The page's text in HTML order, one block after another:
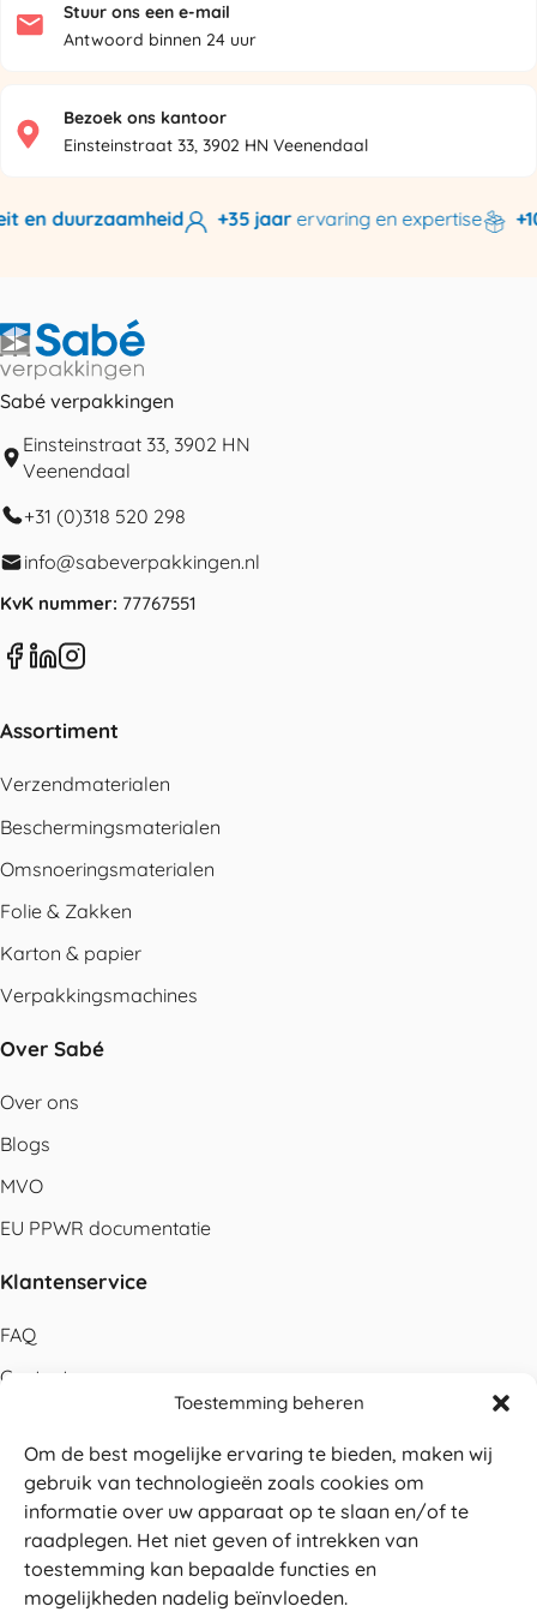
Toestemming beheren
Om de best mogelijke ervaring te bieden, maken wij
gebruik van technologieën zoals cookies om
informatie over uw apparaat op te slaan en/of te
raadplegen. Het niet geven of intrekken van
toestemming kan bepaalde functies en
mogelijkheden nadelig beïnvloeden.
Stuur ons een e-mail
Antwoord binnen 24 uur
Bezoek ons kantoor
Einsteinstraat 33, 3902 HN Veenendaal
en duurzaamheid +35 jaarervaring en expertise
Sabé verpakkingen
Einsteinstraat 33, 3902 HN
Veenendaal
+31 (0)318 520 298
info@sabeverpakkingen.nl
KvK nummer: 77767551
Assortiment
Verzendmaterialen
Beschermingsmaterialen
Omsnoeringsmaterialen
Folie & Zakken
Karton & papier
Verpakkingsmachines
Over Sabé
Over ons
Blogs
MVO
EU PPWR documentatie
Klantenservice
FAQ
Contact
Betalen
Levering
Retouren
Service en garantie